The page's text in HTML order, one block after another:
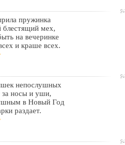
пружинка
блестящий мех,
на вечеринке
и краше всех.
непослушных
носы и уши,
в Новый Год
раздает.